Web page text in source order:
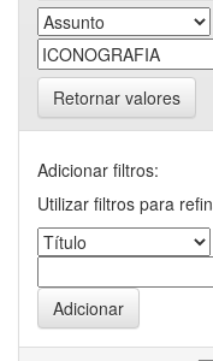
Retornar valores
Adicionar filtros:
Utilizar filtros para